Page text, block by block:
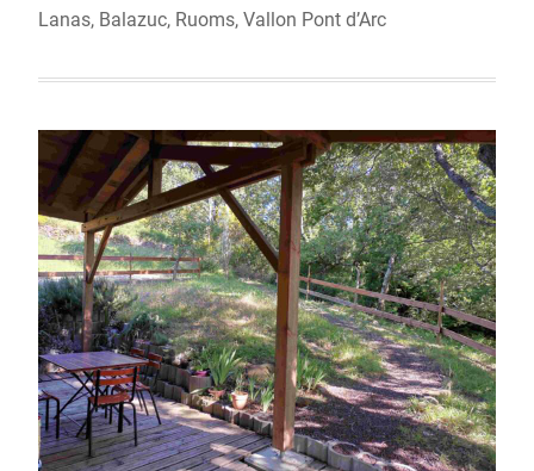
Lanas, Balazuc, Ruoms, Vallon Pont d’Arc